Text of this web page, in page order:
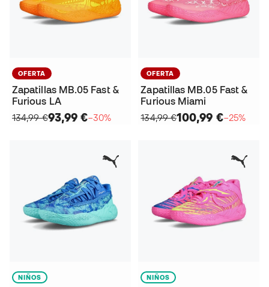
OFERTA
Zapatillas MB.05 Fast &
Furious LA
134,99 €93,99 €−30%
OFERTA
Zapatillas MB.05 Fast &
Furious Miami
134,99 €100,99 €−25%
NIÑOS NIÑOS